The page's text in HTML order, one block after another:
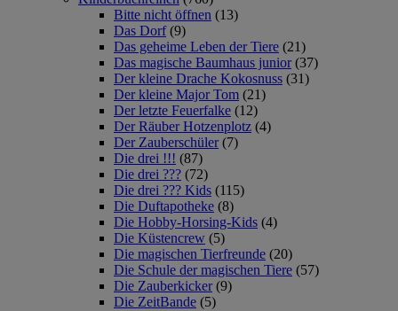
Bitte nicht öffnen (13)
Das Dorf (9)
Das geheime Leben der Tiere (21)
Das magische Baumhaus junior (37)
Der kleine Drache Kokosnuss (31)
Der kleine Major Tom (21)
Der letzte Feuerfalke (12)
Der Räuber Hotzenplotz (4)
Der Zauberschüler (7)
Die drei !!! (87)
Die drei ??? (72)
Die drei ??? Kids (115)
Die Duftapotheke (8)
Die Hobby-Horsing-Kids (4)
Die Küstencrew (5)
Die magischen Tierfreunde (20)
Die Schule der magischen Tiere (57)
Die Zauberkicker (9)
Die ZeitBande (5)